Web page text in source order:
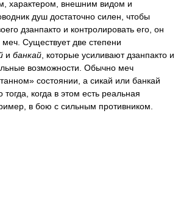
характером, внешним видом и
душ достаточно силен, чтобы
дзанпакто и контролировать его, он
Существует две степени
и банкай , которые усиливают дзанпакто и
возможности. Обычно меч
состоянии, а сикай или банкай
тогда, когда в этом есть реальная
в бою с сильным противником.